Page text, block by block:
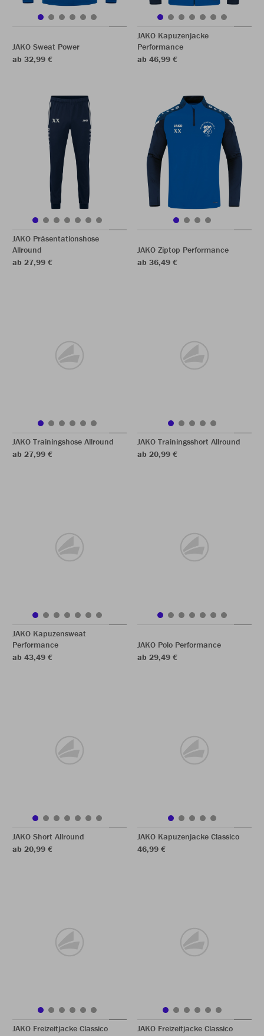
JAKO Sweat Power
ab 32,99 €
JAKO Kapuzenjacke
Performance
ab 46,99 €
JAKO Präsentationshose
Allround
ab 27,99 €
JAKO Ziptop Performance
ab 36,49 €
JAKO Trainingshose Allround
ab 27,99 €
JAKO Trainingsshort Allround
ab 20,99 €
JAKO Kapuzensweat
Performance
ab 43,49 €
JAKO Polo Performance
ab 29,49 €
JAKO Short Allround
ab 20,99 €
JAKO Kapuzenjacke Classico
46,99 €
JAKO Freizeitjacke Classico
JAKO Freizeitjacke Classico